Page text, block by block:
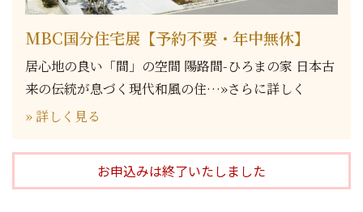
MBC国分住宅展【予約不要・年中無休】
居心地の良い「間」の空間 陽路間-ひろまの家 日本古
来の伝統が息づく現代和風の住…»さらに詳しく
» 詳しく見る
お申込みは終了いたしました